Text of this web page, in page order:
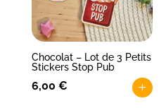
Chocolat – Lot de 3 Petits
Stickers Stop Pub
6,00 € +